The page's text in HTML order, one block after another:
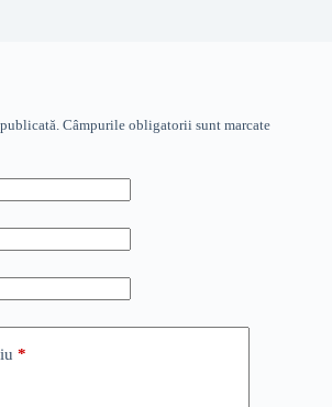
Câmpurile obligatorii sunt marcate
*